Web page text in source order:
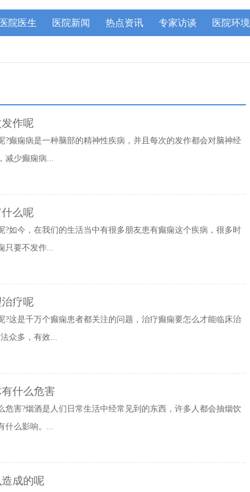
医院医生 医院新闻 热点资讯 专家访谈 医院环境
作呢
癫痫病是一种脑部的精神性疾病，并且每次的发作都会对脑神经
减少癫痫病...
么呢
如今，在我们的生活当中有很多朋友患有癫痫这个疾病，很多时
只要不发作...
疗呢
?这是千万个癫痫患者都关注的问题，治疗癫痫要怎么才能临床治
众多，有效...
什么危害
害?烟酒是人们日常生活中经常见到的东西，许多人都会抽烟饮
什么影响。...
成的呢